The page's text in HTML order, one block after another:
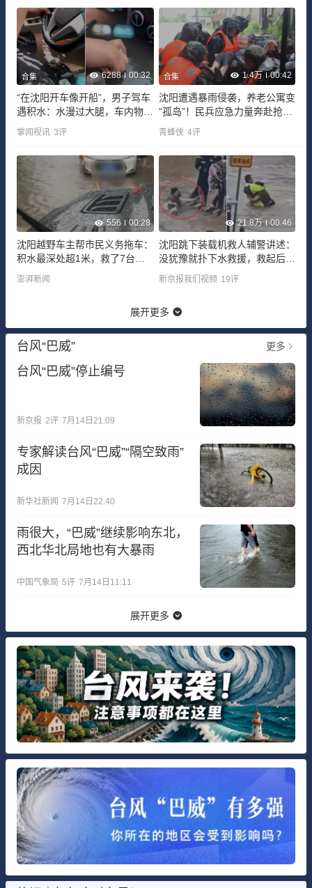
合集 6288 00:32
“在沈阳开车像开船”，男子驾车
遇积水：水漫过大腿，车内物品
漂浮
掌闻视讯 3评
合集 1.4万 00:42
沈阳遭遇暴雨侵袭，养老公寓变
“孤岛”！民兵应急力量奔赴抢险
一线
青蜂侠 4评
556 00:28
沈阳越野车主帮市民义务拖车：
积水最深处超1米，救了7台车
拉断2根绳
澎湃新闻
21.8万 00:46
沈阳跳下装载机救人辅警讲述：
没犹豫就扑下水救援，救起后送
其回家
新京报我们视频 19评
展开更多
台风“巴威” 更多
台风“巴威”停止编号
新京报 2评 7月14日21:09
专家解读台风“巴威”“隔空致雨”
成因
新华社新闻 7月14日22:40
雨很大，“巴威”继续影响东北，
西北华北局地也有大暴雨
中国气象局 5评 7月14日11:11
展开更多